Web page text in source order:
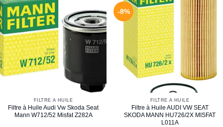
FILTRE À HUILE
Filtre à Huile Audi Vw Skoda Seat
Mann W712/52 Misfat Z282A
-8%
FILTRE À HUILE
Filtre à Huile AUDI VW SEAT
SKODA MANN HU726/2X MISFAT
L011A